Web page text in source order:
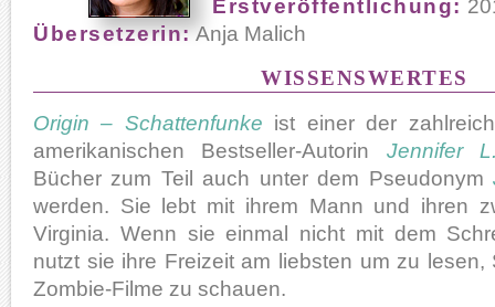
Erstveröffentlichung:
Übersetzerin:Anja Malich
WISSENSWERTES
Origin – Schattenfunke ist einer der
amerikanischen Bestseller-Autorin Jennifer
Bücher zum Teil auch unter dem Pseudonym
werden. Sie lebt mit ihrem Mann und ihren
Virginia. Wenn sie einmal nicht mit dem
nutzt sie ihre Freizeit am liebsten um zu lesen,
Zombie-Filme zu schauen.